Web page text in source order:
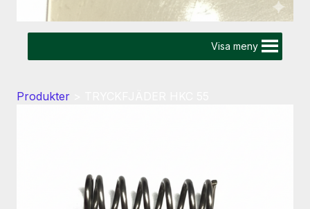
Visa meny
Produkter